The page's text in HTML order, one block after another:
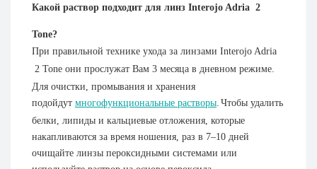
Какой раствор подходит для линз Interojo Adria 2
Tone?
При правильной технике ухода за линзами Interojo Adria
2 Tone они прослужат Вам 3 месяца в дневном режиме.
Для очистки, промывания и хранения
подойдут многофункциональные растворы. Чтобы удалить
белки, липиды и кальциевые отложения, которые
накапливаются за время ношения, раз в 7–10 дней
очищайте линзы пероксидными системами или